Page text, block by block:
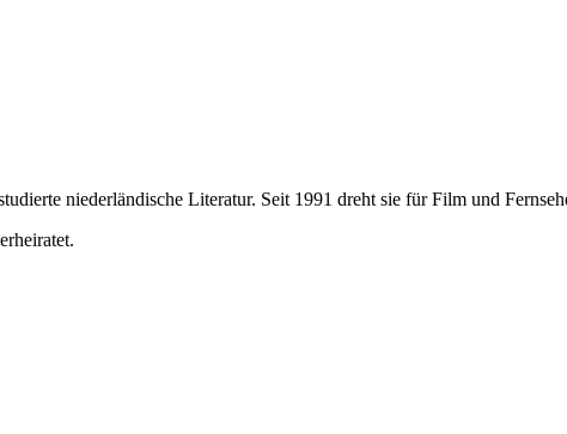
niederländische Literatur. Seit 1991 dreht sie für Film und